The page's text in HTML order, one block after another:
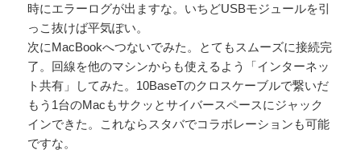
時にエラーログが出ますな。いちどUSBモジュールを引
っこ抜けば平気ぽい。
次にMacBookへつないでみた。とてもスムーズに接続完
了。回線を他のマシンからも使えるよう「インターネッ
ト共有」してみた。10BaseTのクロスケーブルで繋いだ
もう1台のMacもサクッとサイバースペースにジャック
インできた。これならスタバでコラボレーションも可能
ですな。